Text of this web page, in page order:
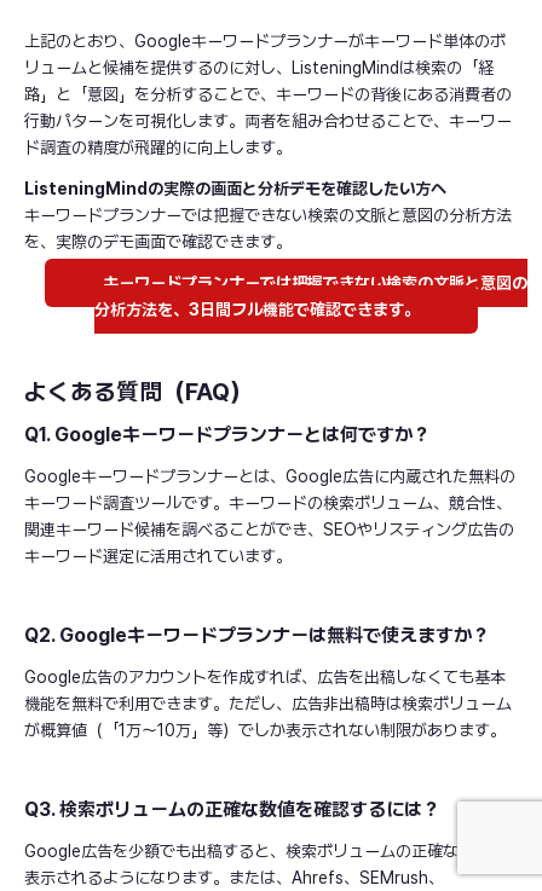
上記のとおり、Googleキーワードプランナーがキーワード単体のボ
リュームと候補を提供するのに対し、ListeningMindは検索の「経
路」と「意図」を分析することで、キーワードの背後にある消費者の
行動パターンを可視化します。両者を組み合わせることで、キーワー
ド調査の精度が飛躍的に向上します。
ListeningMindの実際の画面と分析デモを確認したい方へ
キーワードプランナーでは把握できない検索の文脈と意図の分析方法
を、実際のデモ画面で確認できます。
キーワードプランナーでは把握できない検索の文脈と意図の
分析方法を、3日間フル機能で確認できます。
よくある質問（FAQ）
Q1. Googleキーワードプランナーとは何ですか？
Googleキーワードプランナーとは、Google広告に内蔵された無料の
キーワード調査ツールです。キーワードの検索ボリューム、競合性、
関連キーワード候補を調べることができ、SEOやリスティング広告の
キーワード選定に活用されています。
Q2. Googleキーワードプランナーは無料で使えますか？
Google広告のアカウントを作成すれば、広告を出稿しなくても基本
機能を無料で利用できます。ただし、広告非出稿時は検索ボリューム
が概算値（「1万〜10万」等）でしか表示されない制限があります。
Q3. 検索ボリュームの正確な数値を確認するには？
Google広告を少額でも出稿すると、検索ボリュームの正確な数値が
表示されるようになります。または、Ahrefs、SEMrush、